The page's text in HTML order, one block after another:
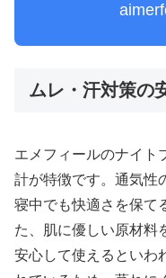
ムレ・汗対策の
エメフィールのナイト
計が特徴です。通気性
寝中でも快適さを保て
た、肌に優しい原材料
安心して使えるといわ